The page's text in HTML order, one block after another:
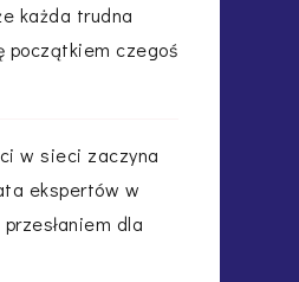
każda trudna
początkiem czegoś
w sieci zaczyna
ekspertów w
dla